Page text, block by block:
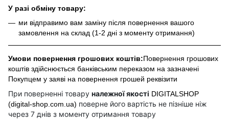
У разі обміну товару:
ми відправимо вам заміну після повернення вашого
замовлення на склад (1-2 дні з моменту отримання)
Умови повернення грошових коштів:Повернення грошових
коштів здійснюється банківським переказом на зазначені
Покупцем у заяві на повернення грошей реквізити
При поверненні товару належної якості DIGITALSHOP
(digital-shop.com.ua) поверне його вартість не пізніше ніж
через 7 днів з моменту отримання товару